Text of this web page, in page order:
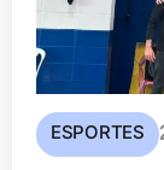
ESPORTES